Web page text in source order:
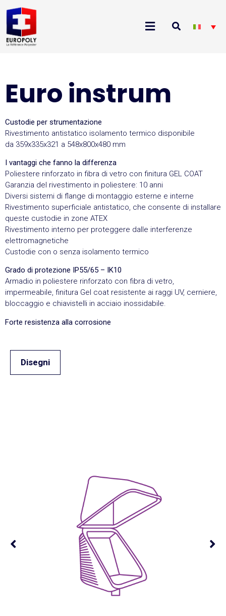
Euro instrum
Custodie per strumentazione
Rivestimento antistatico isolamento termico disponibile
da 359x335x321 a 548x800x480 mm
I vantaggi che fanno la differenza
Poliestere rinforzato in fibra di vetro con finitura GEL COAT
Garanzia del rivestimento in poliestere: 10 anni
Diversi sistemi di flange di montaggio esterne e interne
Rivestimento superficiale antistatico, che consente di installare
queste custodie in zone ATEX
Rivestimento interno per proteggere dalle interferenze
elettromagnetiche
Custodie con o senza isolamento termico
Grado di protezione IP55/65 – IK10
Armadio in poliestere rinforzato con fibra di vetro,
impermeabile, finitura Gel coat resistente ai raggi UV, cerniere,
bloccaggio e chiavistelli in acciaio inossidabile.
Forte resistenza alla corrosione
Disegni